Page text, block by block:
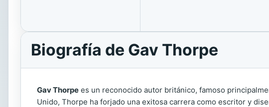
Biografía de Gav Thorpe
Gav Thorpe es un reconocido autor británico, famoso
Unido, Thorpe ha forjado una exitosa carrera como escritor y